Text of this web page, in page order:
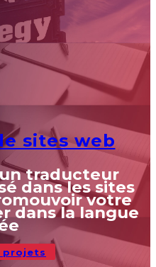
sites web
traducteur
dans les sites
votre
dans la langue
projets